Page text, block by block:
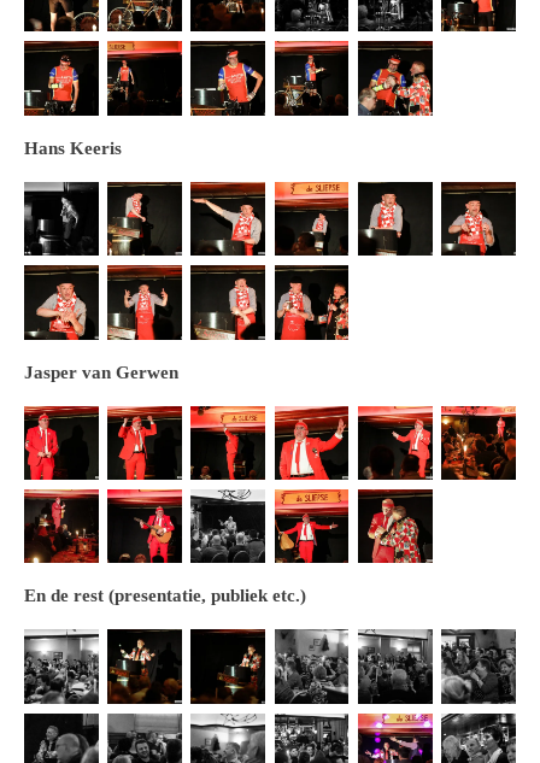
Hans Keeris
Jasper van Gerwen
En de rest (presentatie, publiek etc.)